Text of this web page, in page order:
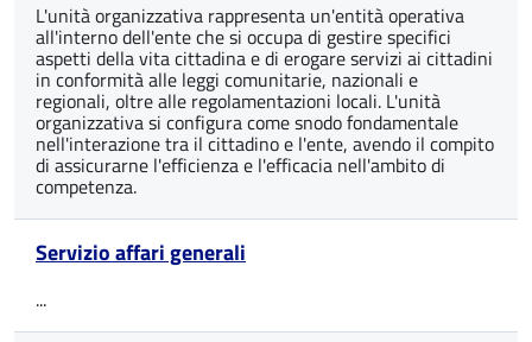
L'unità organizzativa rappresenta un'entità operativa
all'interno dell'ente che si occupa di gestire specifici
aspetti della vita cittadina e di erogare servizi ai cittadini
in conformità alle leggi comunitarie, nazionali e
regionali, oltre alle regolamentazioni locali. L'unità
organizzativa si configura come snodo fondamentale
nell'interazione tra il cittadino e l'ente, avendo il compito
di assicurarne l'efficienza e l'efficacia nell'ambito di
competenza.
Servizio affari generali
...